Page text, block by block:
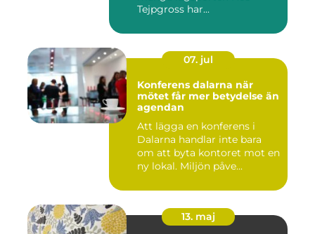
Tejpgross har...
07. jul
Konferens dalarna när
mötet får mer betydelse än
agendan
Att lägga en konferens i
Dalarna handlar inte bara
om att byta kontoret mot en
ny lokal. Miljön påve...
13. maj